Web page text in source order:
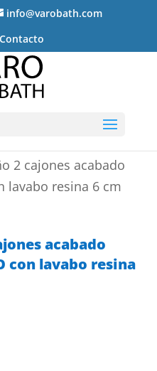
info@varobath.com
Contacto
2 cajones acabado
lavabo resina 6 cm
acabado
con lavabo resina